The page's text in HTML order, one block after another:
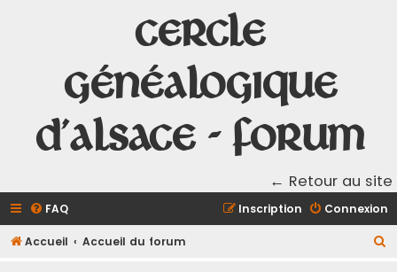
Cercle
Généalogique
d'Alsace - Forum
← Retour au site
FAQ Connexion
Inscription
Accueil Accueil du forum